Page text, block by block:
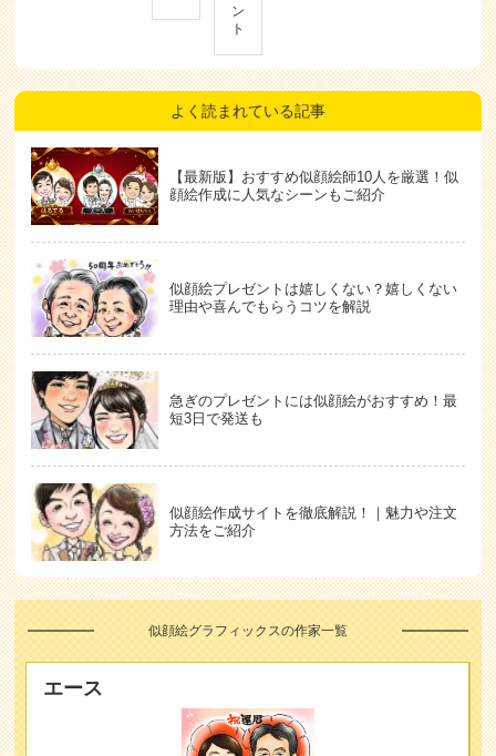
ン
ト
よく読まれている記事
【最新版】おすすめ似顔絵師10人を厳選！似
顔絵作成に人気なシーンもご紹介
似顔絵プレゼントは嬉しくない？嬉しくない
理由や喜んでもらうコツを解説
急ぎのプレゼントには似顔絵がおすすめ！最
短3日で発送も
似顔絵作成サイトを徹底解説！｜魅力や注文
方法をご紹介
似顔絵グラフィックスの作家一覧
エース